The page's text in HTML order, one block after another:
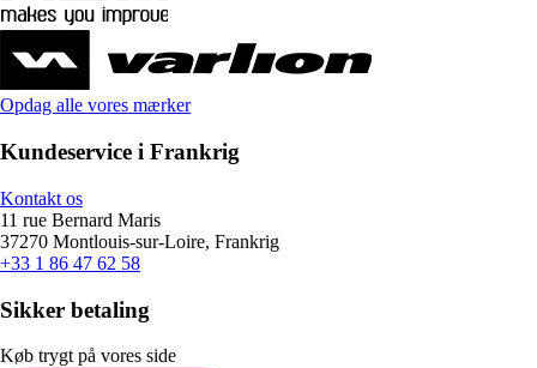
Opdag alle vores mærker
Kundeservice i Frankrig
Kontakt os
11 rue Bernard Maris
37270 Montlouis-sur-Loire, Frankrig
+33 1 86 47 62 58
Sikker betaling
Køb trygt på vores side